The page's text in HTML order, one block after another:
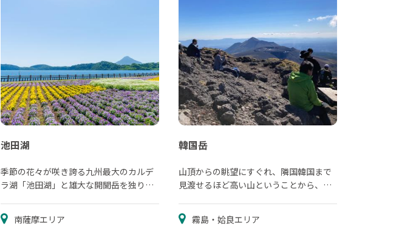
池田湖
季節の花々が咲き誇る九州最大のカルデ
ラ湖「池田湖」と雄大な開聞岳を独り占
南薩摩エリア
韓国岳
山頂からの眺望にすぐれ、隣国韓国まで
見渡せるほど高い山ということから、そ
霧島・姶良エリア